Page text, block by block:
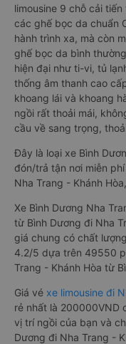
limousine 9 chỗ cải
các ghế bọc da chuẩn
hành trình xa, mà còn
ghế bọc da bình
hiện đại như ti-vi, tủ
thống âm thanh cao
khoang lái và khoang
ngồi rất thoải mái,
cầu về sang trọng,
Đây là loại xe Bình
đón/trả tận nơi miễn
Nha Trang - Khánh
Xe Bình Dương Nha
từ Bình Dương đi Nha
giá chung có chất
4.2/5 dựa trên 49550
Trang - Khánh Hòa từ
Giá vé xe limousine đi
rẻ nhất là 200000VND
vị trí ngồi của bạn và
Dương đi Nha Trang -